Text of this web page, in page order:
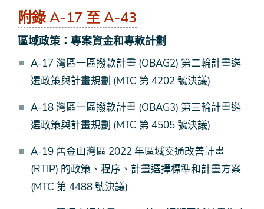
附錄 A-17 至 A-43
區域政策：專案資金和專款計劃
A-17 灣區一區撥款計畫 (OBAG2) 第二輪計畫遴
選政策與計畫規劃 (MTC 第 4202 號決議)
A-18 灣區一區撥款計畫 (OBAG3) 第三輪計畫遴
選政策與計畫規劃 (MTC 第 4505 號決議)
A-19 舊金山灣區 2022 年區域交通改善計畫
(RTIP) 的政策、程序、計畫選擇標準和計畫方案
(MTC 第 4488 號決議)